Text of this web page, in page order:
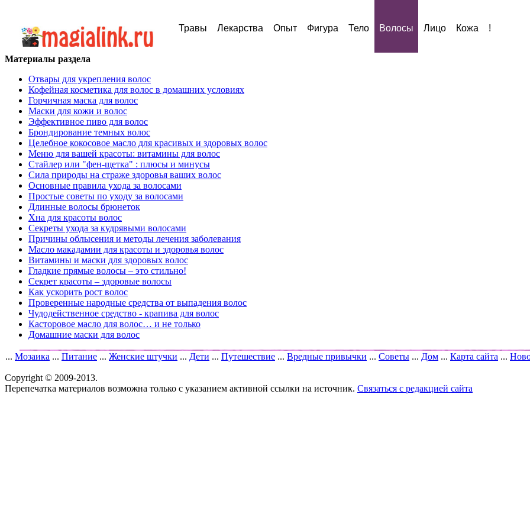
Травы Лекарства Опыт Фигура Тело Волосы Лицо Кожа !
Материалы раздела
Отвары для укрепления волос
Кофейная косметика для волос в домашних условиях
Горчичная маска для волос
Маски для кожи и волос
Эффективное пиво для волос
Брондирование темных волос
Целебное кокосовое масло для красивых и здоровых волос
Меню для вашей красоты: витамины для волос
Стайлер или "фен-щетка" : плюсы и минусы
Сила природы на страже здоровья ваших волос
Основные правила ухода за волосами
Простые советы по уходу за волосами
Длинные волосы брюнеток
Хна для красоты волос
Секреты ухода за кудрявыми волосами
Причины облысения и методы лечения заболевания
Масло макадамии для красоты и здоровья волос
Витамины и маски для здоровых волос
Гладкие прямые волосы – это стильно!
Секрет красоты – здоровые волосы
Как ускорить рост волос
Проверенные народные средства от выпадения волос
Чудодейственное средство - крапива для волос
Касторовое масло для волос… и не только
Домашние маски для волос
... Мозаика ... Питание ... Женские штучки ... Дети ... Путешествие ... Вредные привычки ... Советы ... Дом ... Карта сайта ...
Copyright © 2009-2013.
Перепечатка материалов возможна только с указанием активной ссылки на источник. Связаться с редакцией сайта